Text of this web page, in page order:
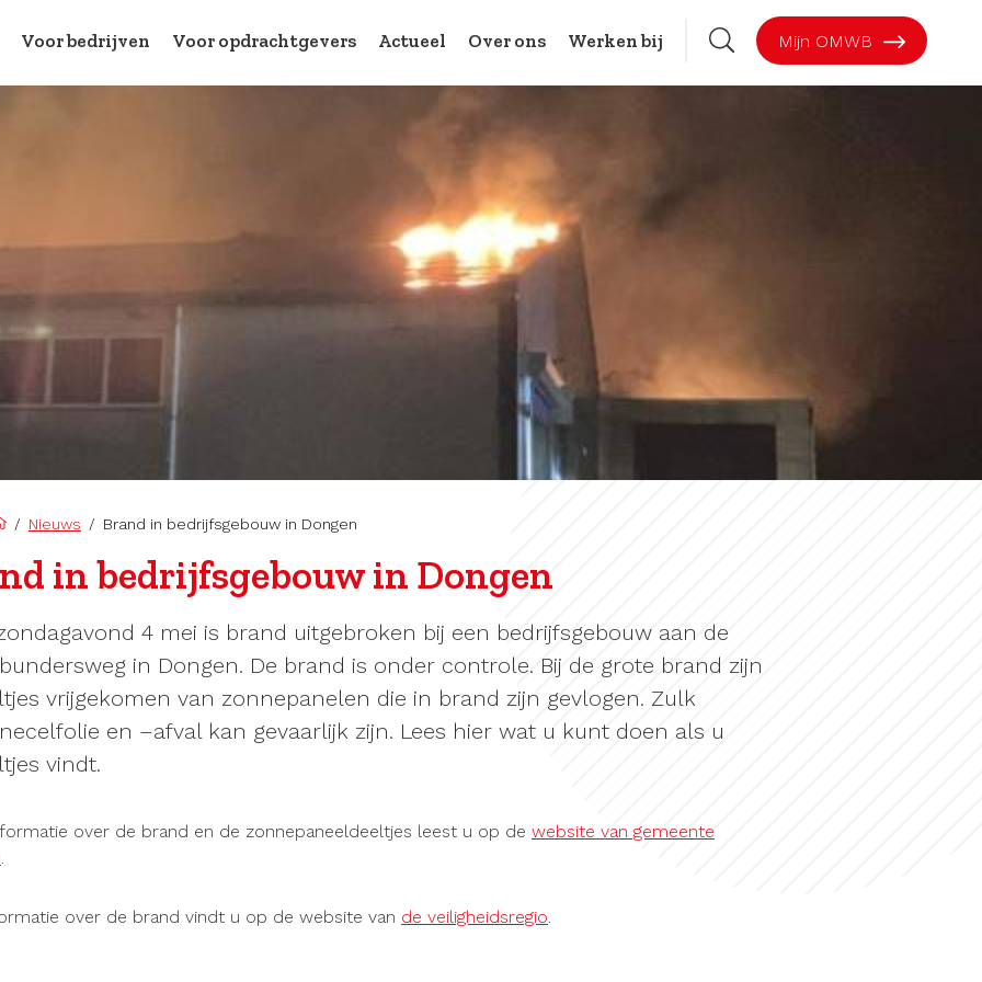
Voor bedrijven Voor opdrachtgevers Actueel Over ons Werken bij Mijn OMWB
/ Nieuws / Brand in bedrijfsgebouw in Dongen
in bedrijfsgebouw in Dongen
4 mei is brand uitgebroken bij een bedrijfsgebouw aan de
in Dongen. De brand is onder controle. Bij de grote brand zijn
vrijgekomen van zonnepanelen die in brand zijn gevlogen. Zulk
en –afval kan gevaarlijk zijn. Lees hier wat u kunt doen als u
vindt.
over de brand en de zonnepaneeldeeltjes leest u op de website van gemeente
.
over de brand vindt u op de website van de veiligheidsregio.